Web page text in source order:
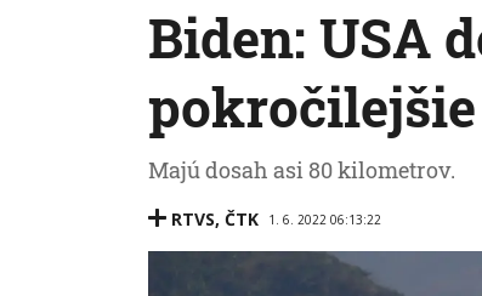
Biden: USA
Majú dosah asi 80 kilometrov.
RTVS, ČTK 1. 6. 2022 06:13:22